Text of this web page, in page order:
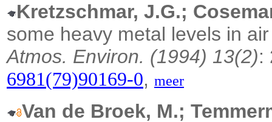
Kretzschmar, J.G.;
some heavy metal levels in
Atmos. Environ. (1994) 13(2):
6981(79)90169-0, meer
Van de Broek, M.;